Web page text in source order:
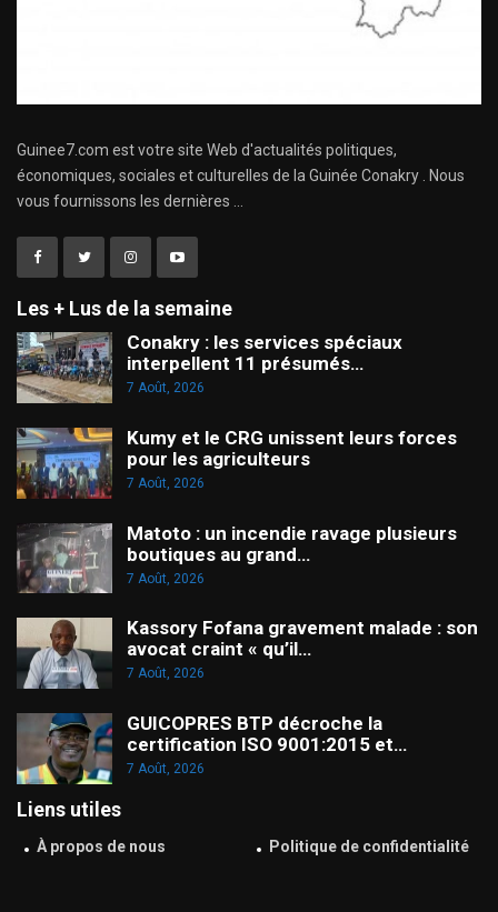
Guinee7.com est votre site Web d'actualités politiques,
économiques, sociales et culturelles de la Guinée Conakry . Nous
vous fournissons les dernières ...
Les + Lus de la semaine
Conakry : les services spéciaux
interpellent 11 présumés…
7 Août, 2026
Kumy et le CRG unissent leurs forces
pour les agriculteurs
7 Août, 2026
Matoto : un incendie ravage plusieurs
boutiques au grand…
7 Août, 2026
Kassory Fofana gravement malade : son
avocat craint « qu’il…
7 Août, 2026
GUICOPRES BTP décroche la
certification ISO 9001:2015 et…
7 Août, 2026
Liens utiles
À propos de nous Politique de confidentialité